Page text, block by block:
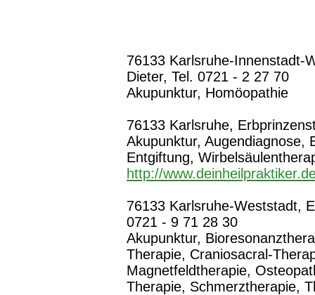
76133 Karlsruhe-Innenstadt-
Dieter, Tel. 0721 - 2 27 70
Akupunktur, Homöopathie
76133 Karlsruhe,
Akupunktur, Augendiagnose,
Entgiftung,
http://
76133 Karlsruhe-Weststadt,
0721 - 9 71 28 30
Akupunktur,
Therapie, Craniosacral-
Magnetfeldtherapie,
Therapie, Schmerztherapie,